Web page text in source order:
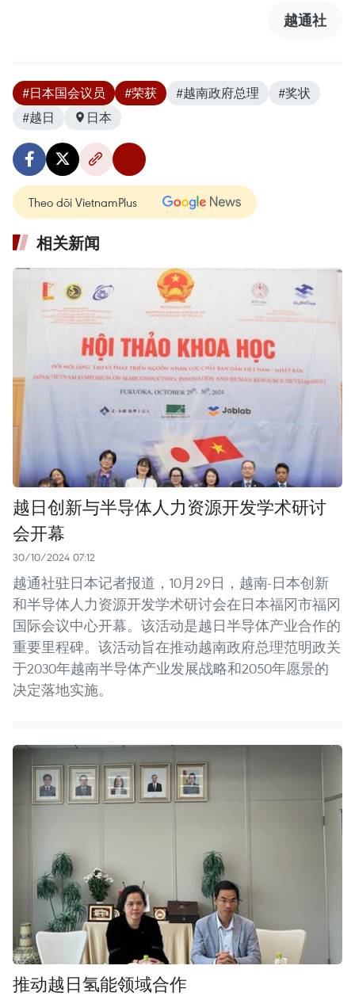
越通社
#日本国会议员 #荣获 #越南政府总理
#奖状
#越日
日本
Theo dõi VietnamPlus
相关新闻
越日创新与半导体人力资源开发学术研讨
会开幕
30/10/2024 07:12
越通社驻日本记者报道，10月29日，越南-日本创新
和半导体人力资源开发学术研讨会在日本福冈市福冈
国际会议中心开幕。该活动是越日半导体产业合作的
重要里程碑。该活动旨在推动越南政府总理范明政关
于2030年越南半导体产业发展战略和2050年愿景的
决定落地实施。
推动越日氢能领域合作